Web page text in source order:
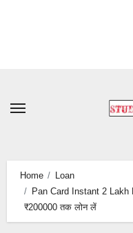
content
Home
Loan
Pan Card Instant 2 Lakh
₹200000 तक लोन लें